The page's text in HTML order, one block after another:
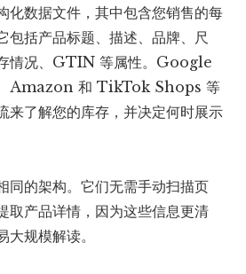
化数据文件，其中包含您销售的每
包括产品标题、描述、品牌、尺
情况、GTIN 等属性。Google
Amazon 和 TikTok Shops 等
来了解您的库存，并决定何时展示
同的架构。它们无需手动扫描页
取产品详情，因为这些信息更清
规模解读。